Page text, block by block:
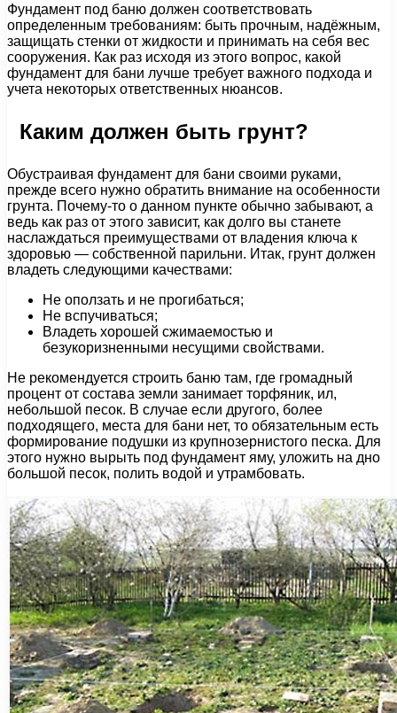
Фундамент под баню должен соответствовать
определенным требованиям: быть прочным, надёжным,
защищать стенки от жидкости и принимать на себя вес
сооружения. Как раз исходя из этого вопрос, какой
фундамент для бани лучше требует важного подхода и
учета некоторых ответственных нюансов.
Каким должен быть грунт?
Обустраивая фундамент для бани своими руками,
прежде всего нужно обратить внимание на особенности
грунта. Почему-то о данном пункте обычно забывают, а
ведь как раз от этого зависит, как долго вы станете
наслаждаться преимуществами от владения ключа к
здоровью — собственной парильни. Итак, грунт должен
владеть следующими качествами:
Не оползать и не прогибаться;
Не вспучиваться;
Владеть хорошей сжимаемостью и
безукоризненными несущими свойствами.
Не рекомендуется строить баню там, где громадный
процент от состава земли занимает торфяник, ил,
небольшой песок. В случае если другого, более
подходящего, места для бани нет, то обязательным есть
формирование подушки из крупнозернистого песка. Для
этого нужно вырыть под фундамент яму, уложить на дно
большой песок, полить водой и утрамбовать.